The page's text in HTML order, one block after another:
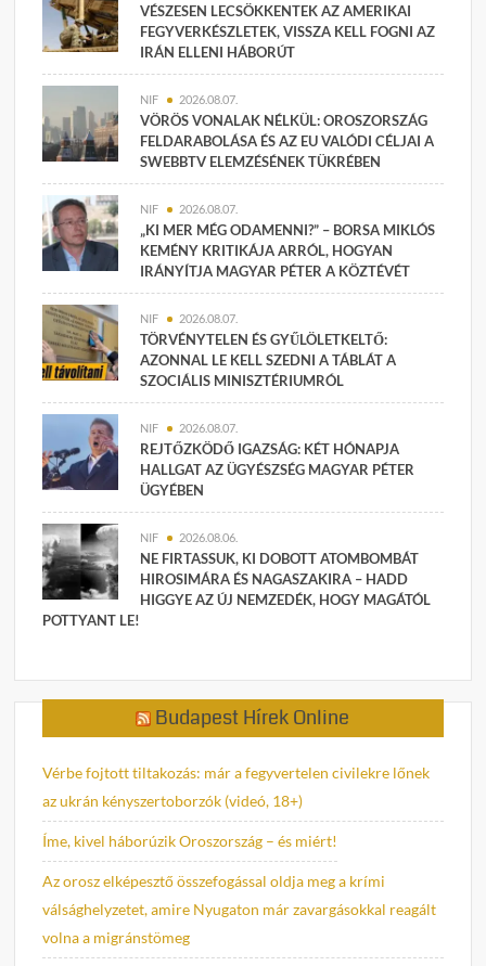
VÉSZESEN LECSÖKKENTEK AZ AMERIKAI
FEGYVERKÉSZLETEK, VISSZA KELL FOGNI AZ
IRÁN ELLENI HÁBORÚT
NIF 2026.08.07.
VÖRÖS VONALAK NÉLKÜL: OROSZORSZÁG
FELDARABOLÁSA ÉS AZ EU VALÓDI CÉLJAI A
SWEBBTV ELEMZÉSÉNEK TÜKRÉBEN
NIF 2026.08.07.
„KI MER MÉG ODAMENNI?” – BORSA MIKLÓS
KEMÉNY KRITIKÁJA ARRÓL, HOGYAN
IRÁNYÍTJA MAGYAR PÉTER A KÖZTÉVÉT
NIF 2026.08.07.
TÖRVÉNYTELEN ÉS GYŰLÖLETKELTŐ:
AZONNAL LE KELL SZEDNI A TÁBLÁT A
SZOCIÁLIS MINISZTÉRIUMRÓL
NIF 2026.08.07.
REJTŐZKÖDŐ IGAZSÁG: KÉT HÓNAPJA
HALLGAT AZ ÜGYÉSZSÉG MAGYAR PÉTER
ÜGYÉBEN
NIF 2026.08.06.
NE FIRTASSUK, KI DOBOTT ATOMBOMBÁT
HIROSIMÁRA ÉS NAGASZAKIRA – HADD
HIGGYE AZ ÚJ NEMZEDÉK, HOGY MAGÁTÓL
POTTYANT LE!
Budapest Hírek Online
Vérbe fojtott tiltakozás: már a fegyvertelen civilekre lőnek
az ukrán kényszertoborzók (videó, 18+)
Íme, kivel háborúzik Oroszország – és miért!
Az orosz elképesztő összefogással oldja meg a krími
válsághelyzetet, amire Nyugaton már zavargásokkal reagált
volna a migránstömeg